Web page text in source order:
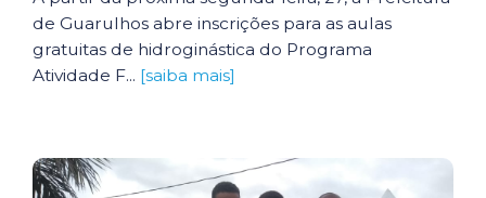
de Guarulhos abre inscrições para as aulas
gratuitas de hidroginástica do Programa
Atividade F... [saiba mais]